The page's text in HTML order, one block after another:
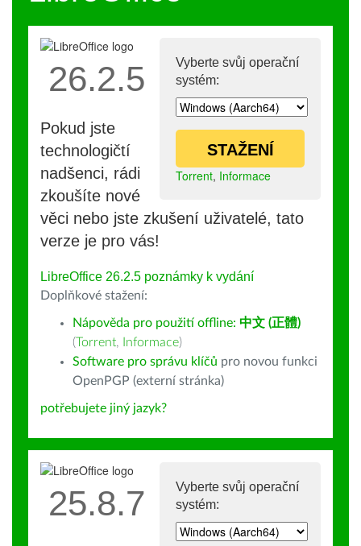
Vyberte svůj operační
systém:
STAŽENÍ
Torrent, Informace
26.2.5
Pokud jste
technologičtí
nadšenci, rádi
zkoušíte nové
věci nebo jste zkušení uživatelé, tato
verze je pro vás!
LibreOffice 26.2.5 poznámky k vydání
Doplňkové stažení:
Nápověda pro použití offline: 中文 (正體)
(Torrent, Informace)
Software pro správu klíčů pro novou funkci
OpenPGP (externí stránka)
potřebujete jiný jazyk?
Vyberte svůj operační
systém:
25.8.7